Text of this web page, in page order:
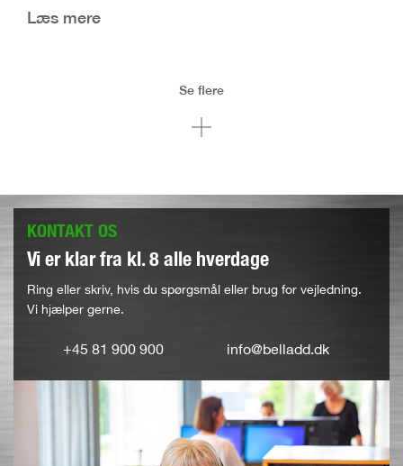
Læs mere
Se flere
KONTAKT OS
Vi er klar fra kl. 8 alle hverdage
Ring eller skriv, hvis du spørgsmål eller brug for vejledning.
Vi hjælper gerne.
+45 81 900 900 info@belladd.dk